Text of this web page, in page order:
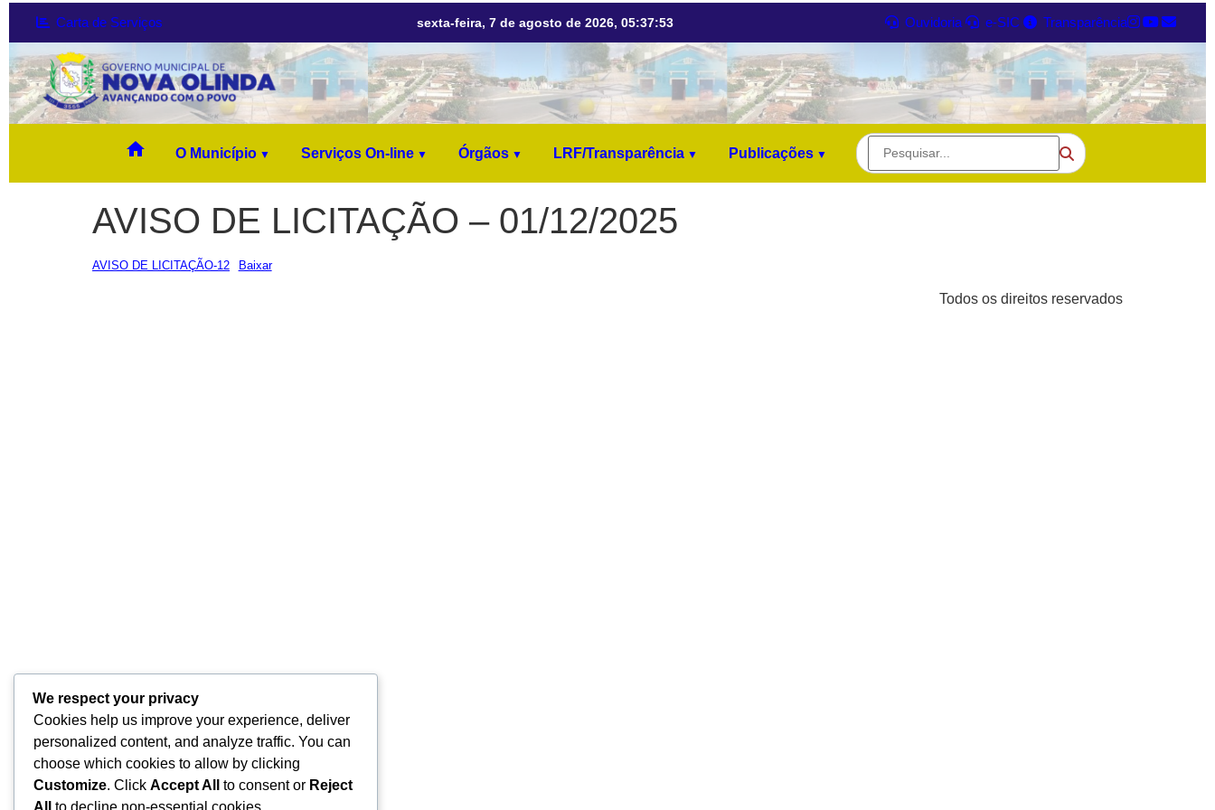
Carta de Serviços sexta-feira, 7 de agosto de 2026, 05:37:53 Ouvidoria e-SIC Transparência
home O Município Serviços On-line Órgãos LRF/Transparência Publicações
AVISO DE LICITAÇÃO – 01/12/2025
AVISO DE LICITAÇÃO-12 Baixar
Todos os direitos reservados
We respect your privacy
Cookies help us improve your experience, deliver
personalized content, and analyze traffic. You can
choose which cookies to allow by clicking
Customize. Click Accept All to consent or Reject
All
to decline non-essential cookies.